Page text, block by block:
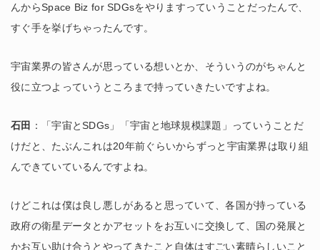
んからSpace Biz for SDGsをやりますっていうことだったんで、
すぐ手を挙げちゃったんです。
宇宙業界の皆さんが思っている想いとか、そういうのがちゃんと
役に立つよっていうところまで持っていきたいですよね。
石田
：「宇宙とSDGs」「宇宙と地球規模課題」っていうことだ
けだと、たぶんこれは20年前ぐらいからずっと宇宙業界は取り組
んできていているんですよね。
けどこれは僕は良し悪しがあると思っていて、各国が持っている
政府の衛星データとかアセットをお互いに交換して、国の発展と
かお互い助け合うとやってきたこと自体はすごい素晴らしいこと